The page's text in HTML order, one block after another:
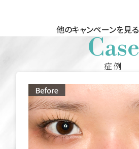
他のキャンペーンを見る
Case
症例